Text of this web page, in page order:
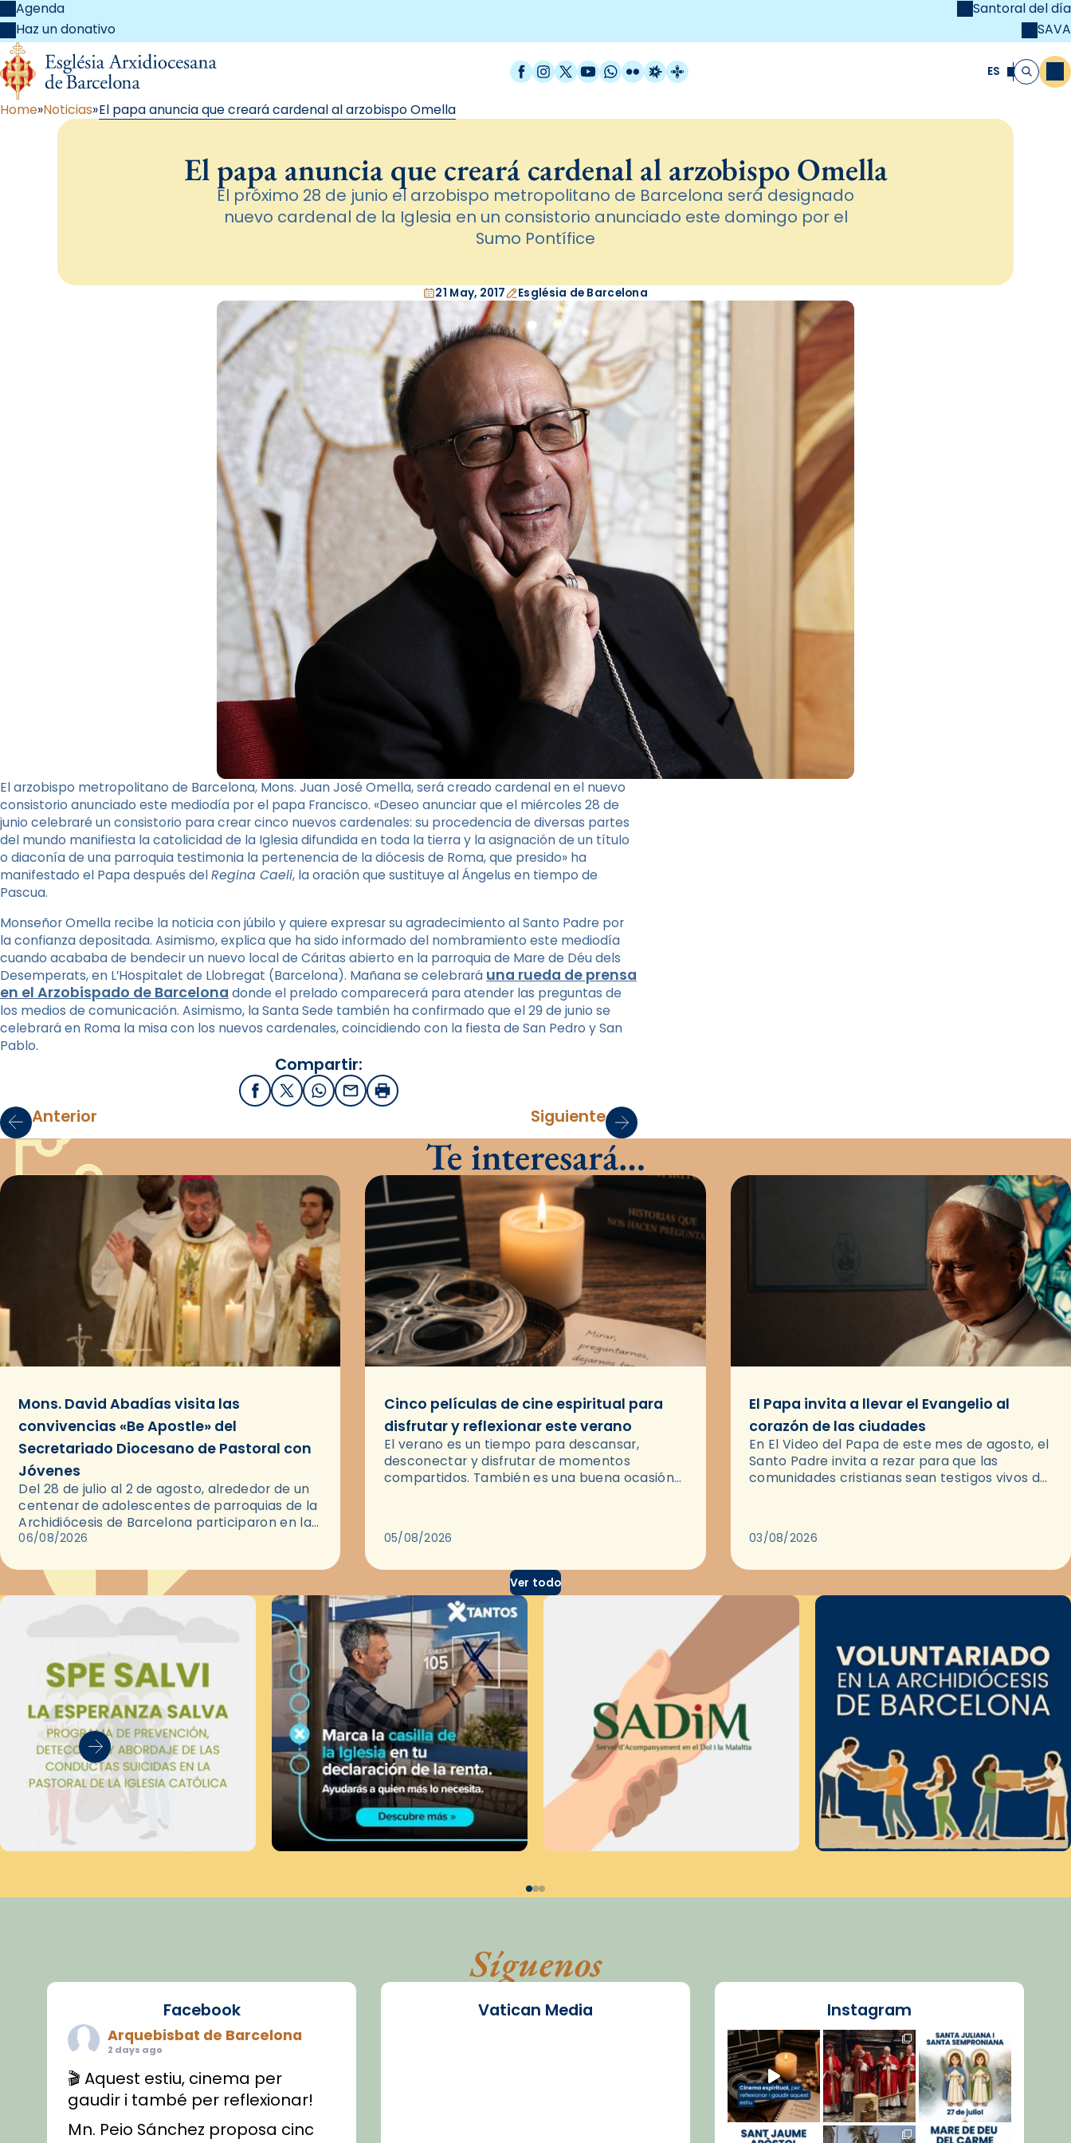
Agenda
Haz un donativo
Santoral del día
SAVA
Facebook
Instagram
X / Twitter
YouTube
WhatsApp
FlickrRadio Estel
Catalunya Cristiana ES Buscar
Home Noticias El papa anuncia que creará cardenal al arzobispo Omella
El papa anuncia que creará cardenal al arzobispo Omella
El próximo 28 de junio el arzobispo metropolitano de Barcelona será designado
nuevo cardenal de la Iglesia en un consistorio anunciado este domingo por el
Sumo Pontífice
21 May, 2017 Església de Barcelona
El arzobispo metropolitano de Barcelona, Mons. Juan José Omella, será creado cardenal en el nuevo
consistorio anunciado este mediodía por el papa Francisco. «Deseo anunciar que el miércoles 28 de
junio celebraré un consistorio para crear cinco nuevos cardenales: su procedencia de diversas partes
del mundo manifiesta la catolicidad de la Iglesia difundida en toda la tierra y la asignación de un título
o diaconía de una parroquia testimonia la pertenencia de la diócesis de Roma, que presido» ha
manifestado el Papa después delRegina Caeli, la oración que sustituye al Ángelus en tiempo de
Pascua.
Monseñor Omella recibe la noticia con júbilo y quiere expresar su agradecimiento al Santo Padre por
la confianza depositada. Asimismo, explica que ha sido informado del nombramiento este mediodía
cuando acababa de bendecir un nuevo local de Cáritas abierto en la parroquia de Mare de Déu dels
Desemperats, en L’Hospitalet de Llobregat (Barcelona). Mañana se celebrará una rueda de prensa
en el Arzobispado de Barcelona donde el prelado comparecerá para atender las preguntas de
los medios de comunicación. Asimismo, la Santa Sede también ha confirmado que el 29 de junio se
celebrará en Roma la misa con los nuevos cardenales, coincidiendo con la fiesta de San Pedro y San
Pablo.
Compartir:
FacebookX / Twitter
WhatsApp
EmailImprimir
Anterior Siguiente
Te interesará…
Mons. David Abadías visita las
convivencias «Be Apostle» del
Secretariado Diocesano de Pastoral con
Jóvenes
Del 28 de julio al 2 de agosto, alrededor de un
centenar de adolescentes de parroquias de la
Archidiócesis de Barcelona participaron en las
convivencias Be Apostle, organizadas por el
06/08/2026
Cinco películas de cine espiritual para
disfrutar y reflexionar este verano
El verano es un tiempo para descansar,
desconectar y disfrutar de momentos
compartidos. También es una buena ocasión
05/08/2026
El Papa invita a llevar el Evangelio al
corazón de las ciudades
En El Video del Papa de este mes de agosto, el
Santo Padre invita a rezar para que las
comunidades cristianas sean testigos vivos del
03/08/2026
Ver todo
Síguenos
Facebook
Arquebisbat de Barcelona
2 days ago
🎬 Aquest estiu, cinema per
gaudir i també per reflexionar!
Mn. Peio Sánchez proposa cinc
Vatican Media Instagram